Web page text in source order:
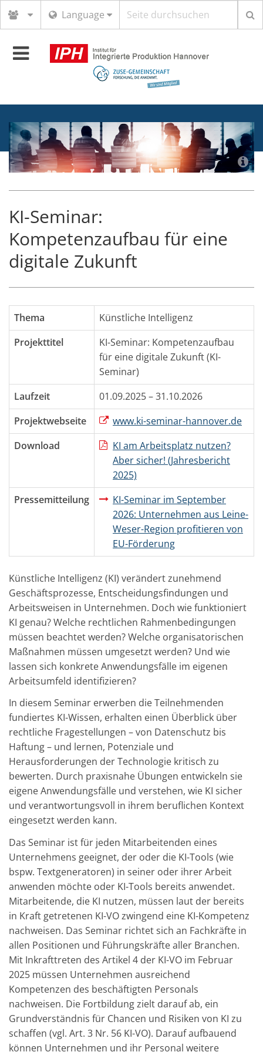
Language
Toggle
navigation
KI-Seminar:
Kompetenzaufbau für eine
digitale Zukunft
Thema
Künstliche Intelligenz
Projekttitel
KI-Seminar: Kompetenzaufbau
für eine digitale Zukunft (KI-
Seminar)
Laufzeit
01.09.2025 – 31.10.2026
Projektwebseite
www.ki-seminar-hannover.de
Download
KI am Arbeitsplatz nutzen?
Aber sicher! (Jahresbericht
2025)
Pressemitteilung
KI-Seminar im September
2026: Unternehmen aus Leine-
Weser-Region profitieren von
EU-Förderung
Künstliche Intelligenz (KI) verändert zunehmend
Geschäftsprozesse, Entscheidungsfindungen und
Arbeitsweisen in Unternehmen. Doch wie funktioniert
KI genau? Welche rechtlichen Rahmenbedingungen
müssen beachtet werden? Welche organisatorischen
Maßnahmen müssen umgesetzt werden? Und wie
lassen sich konkrete Anwendungsfälle im eigenen
Arbeitsumfeld identifizieren?
In diesem Seminar erwerben die Teilnehmenden
fundiertes KI-Wissen, erhalten einen Überblick über
rechtliche Fragestellungen – von Datenschutz bis
Haftung – und lernen, Potenziale und
Herausforderungen der Technologie kritisch zu
bewerten. Durch praxisnahe Übungen entwickeln sie
eigene Anwendungsfälle und verstehen, wie KI sicher
und verantwortungsvoll in ihrem beruflichen Kontext
eingesetzt werden kann.
Das Seminar ist für jeden Mitarbeitenden eines
Unternehmens geeignet, der oder die KI-Tools (wie
bspw. Textgeneratoren) in seiner oder ihrer Arbeit
anwenden möchte oder KI-Tools bereits anwendet.
Mitarbeitende, die KI nutzen, müssen laut der bereits
in Kraft getretenen KI-VO zwingend eine KI-Kompetenz
nachweisen. Das Seminar richtet sich an Fachkräfte in
allen Positionen und Führungskräfte aller Branchen.
Mit Inkrafttreten des Artikel 4 der KI-VO im Februar
2025 müssen Unternehmen ausreichend
Kompetenzen des beschäftigten Personals
nachweisen. Die Fortbildung zielt darauf ab, ein
Grundverständnis für Chancen und Risiken von KI zu
schaffen (vgl. Art. 3 Nr. 56 KI-VO). Darauf aufbauend
können Unternehmen und ihr Personal weitere